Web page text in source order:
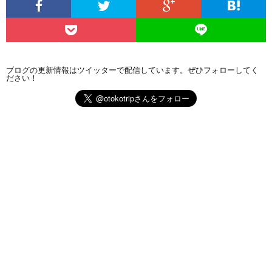
ブログの更新情報はツイッターで配信しています。ぜひフォローしてく
ださい！